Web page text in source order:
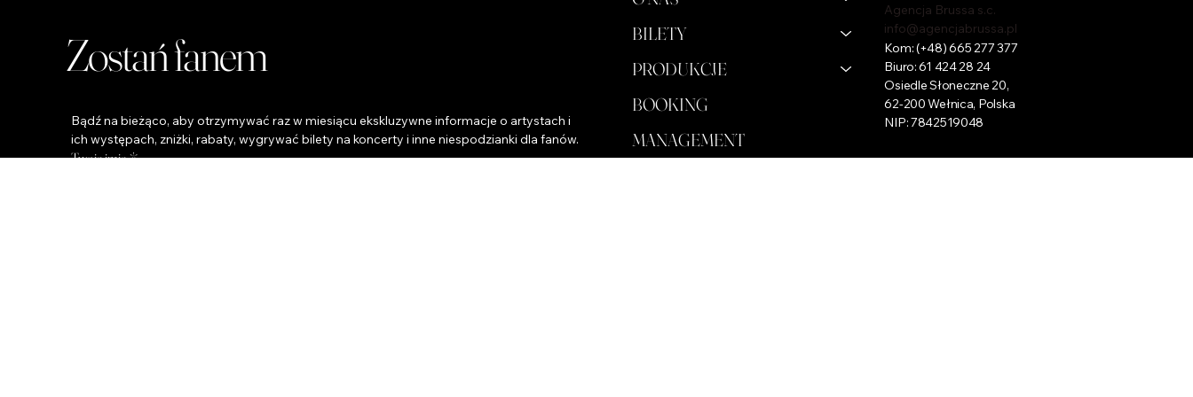
Zostań fanem
Bądź na bieżąco, aby otrzymywać raz w miesiącu ekskluzywne informacje o artystach i
ich występach, zniżki, rabaty, wygrywać bilety na koncerty i inne niespodzianki dla fanów.
Twoje imię *
Agencja Brussa s.c.
info@agencjabrussa.pl
Kom:(+48) 665 277 377
Biuro:61 424 28 24
Osiedle Słoneczne 20,
62-200 Wełnica, Polska
NIP: 7842519048
BILETY
PRODUKCJE
BOOKING
MANAGEMENT